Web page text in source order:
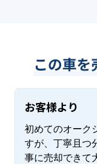
この車
お客様より
初めてのオーク
すが、丁寧且つ
事に売却できて